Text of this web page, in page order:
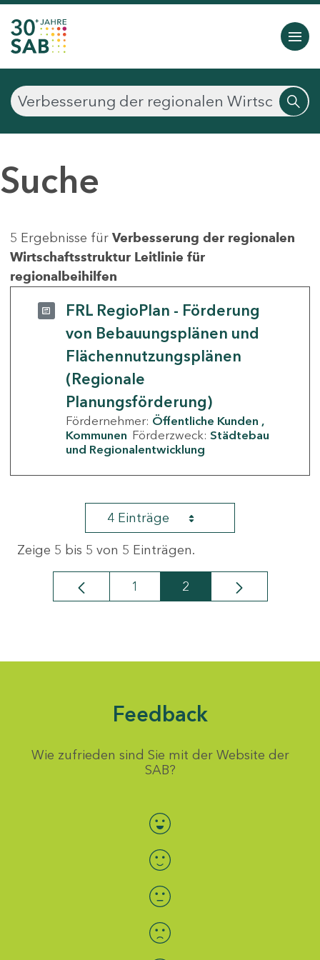
Suche
5 Ergebnisse für Verbesserung der regionalen
Wirtschaftsstruktur Leitlinie für
regionalbeihilfen
FRL RegioPlan - Förderung
von Bebauungsplänen und
Flächennutzungsplänen
(Regionale
Planungsförderung)
Fördernehmer: Öffentliche Kunden
Kommunen Förderzweck: Städtebau
und Regionalentwicklung
4 Einträge
Zeige 5 bis 5 von 5 Einträgen.
Seite
1 Seite
2
Feedback
Wie zufrieden sind Sie mit der Website der
SAB?
Bewertung auswählen